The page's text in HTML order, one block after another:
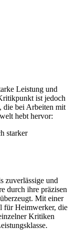
Leistung und
ist jedoch
die bei Arbeiten mit
hebt hervor:
starker
zuverlässige und
durch ihre präzisen
Mit einer
für Heimwerker, die
Kritiken